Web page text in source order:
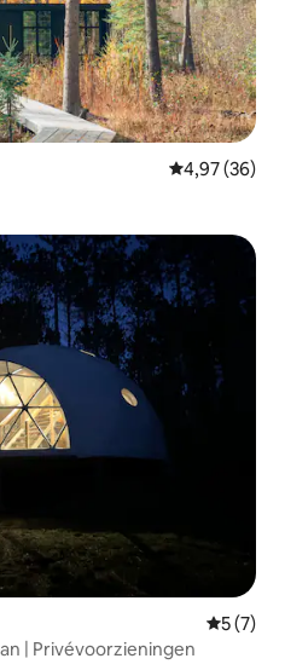
Gemiddelde
4,97 (36)
5 (7)
| Privévoorzieningen